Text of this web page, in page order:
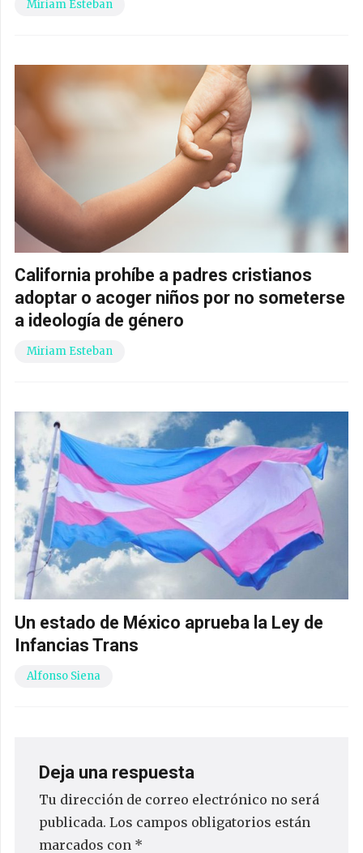
Miriam Esteban
California prohíbe a padres cristianos
adoptar o acoger niños por no someterse
a ideología de género
Miriam Esteban
Un estado de México aprueba la Ley de
Infancias Trans
Alfonso Siena
Deja una respuesta
Tu dirección de correo electrónico no será
publicada. Los campos obligatorios están
marcados con *